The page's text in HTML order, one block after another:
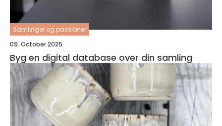
Samlinger og passioner
09. October 2025
Byg en digital database over din samling